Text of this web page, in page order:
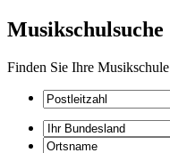
Musikschulsuche
Finden Sie Ihre Musikschule